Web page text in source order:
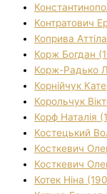
Контратович
Коприва
Корж Богдан
Корж-Радько
Корнійчук
Корольчук
Корф Наталія
Костецький
Косткевич
Косткевич
Котек Ніна